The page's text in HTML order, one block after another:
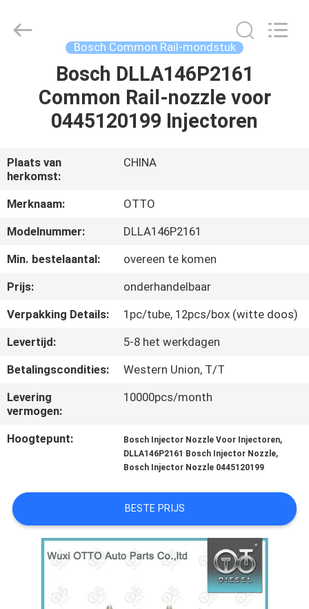
PRODUCTEN
OVER
ONS
FABRIEKSTOUR
NEEM
CONTACT
MET
ONS
OP
GEVALLEN
SITEMAP
PRIVACY
AUTO
PARTS
Bosch Common Rail-mondstuk
Bosch DLLA146P2161
Common Rail-nozzle voor
0445120199 Injectoren
Plaats van
herkomst:
CHINA
Merknaam:
OTTO
Modelnummer:
DLLA146P2161
Min. bestelaantal:
overeen te komen
Prijs:
onderhandelbaar
Verpakking Details:
1pc/tube, 12pcs/box (witte doos)
Levertijd:
5-8 het werkdagen
Betalingscondities:
Western Union, T/T
Levering
vermogen:
10000pcs/month
Hoogtepunt: Bosch Injector Nozzle Voor Injectoren,
DLLA146P2161 Bosch Injector Nozzle,
Bosch Injector Nozzle 0445120199
BESTE PRIJS